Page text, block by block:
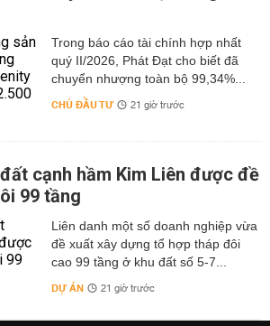
Trong báo cáo tài chính hợp nhất
quý II/2026, Phát Đạt cho biết đã
chuyển nhượng toàn bộ 99,34%...
CHỦ ĐẦU TƯ 21 giờ trước
cạnh hầm Kim Liên được đề
99 tầng
Liên danh một số doanh nghiệp vừa
đề xuất xây dựng tổ hợp tháp đôi
cao 99 tầng ở khu đất số 5-7...
DỰ ÁN 21 giờ trước